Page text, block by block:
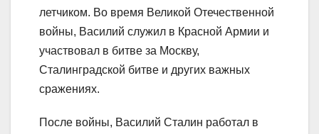
летчиком. Во время Великой Отечественной
войны, Василий служил в Красной Армии и
участвовал в битве за Москву,
Сталинградской битве и других важных
сражениях.
После войны, Василий Сталин работал в